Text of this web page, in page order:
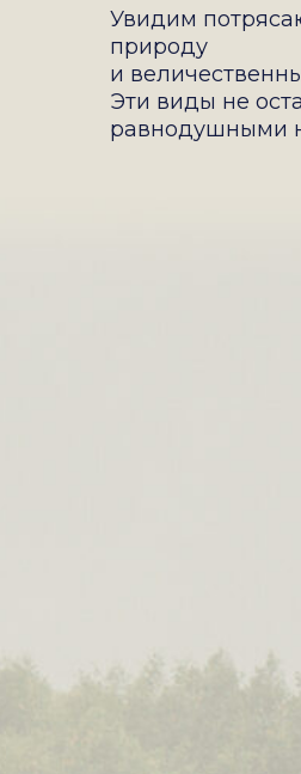
Увидим
природу
и
Эти виды не
равнодушными